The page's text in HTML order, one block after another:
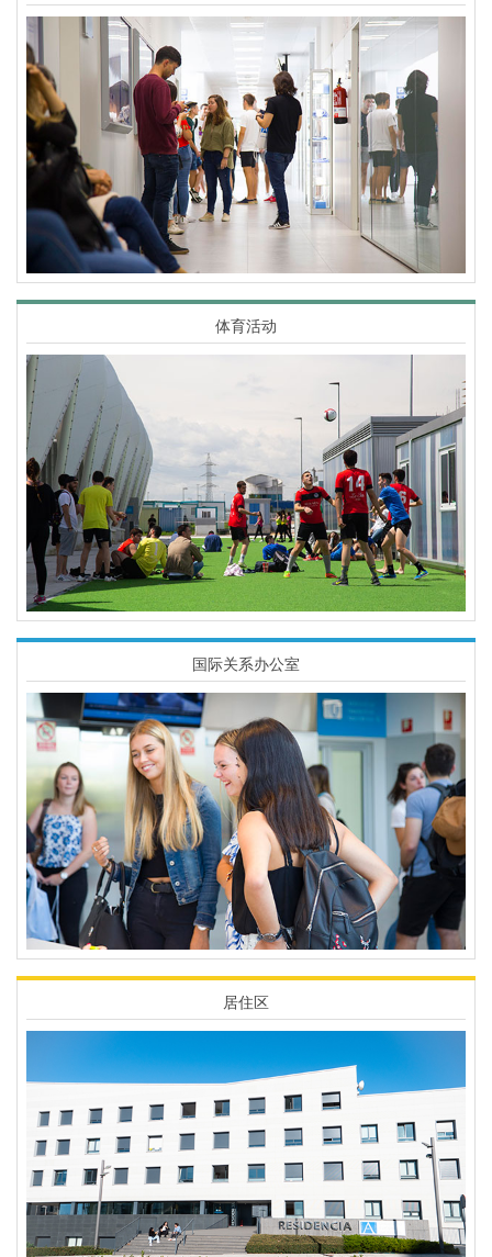
Imagen
体育活动
Imagen
国际关系办公室
Imagen
居住区
Imagen